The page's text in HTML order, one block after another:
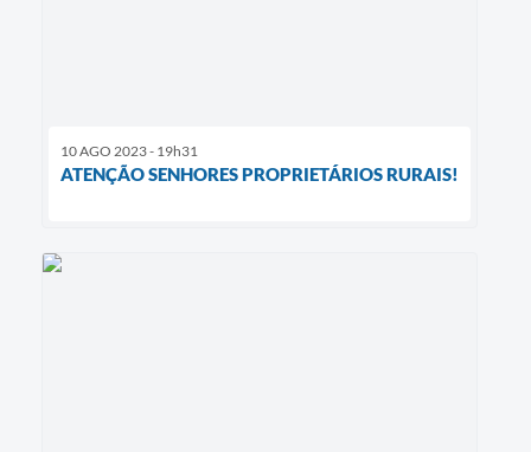
10 AGO 2023 - 19h31
ATENÇÃO SENHORES PROPRIETÁRIOS RURAIS!